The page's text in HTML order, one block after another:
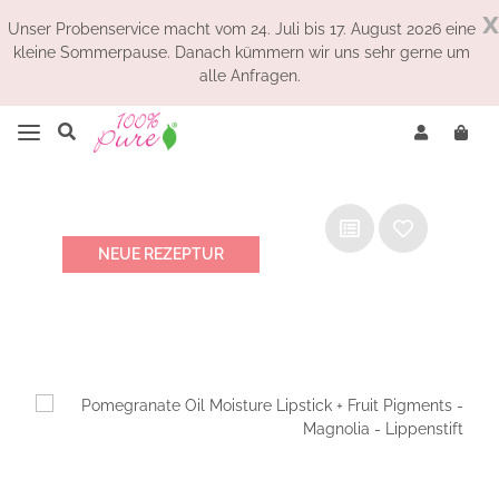
x
Unser Probenservice macht vom 24. Juli bis 17. August 2026 eine
kleine Sommerpause. Danach kümmern wir uns sehr gerne um
alle Anfragen.
NEUE REZEPTUR